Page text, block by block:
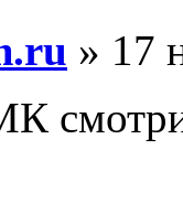
» 17
смотри